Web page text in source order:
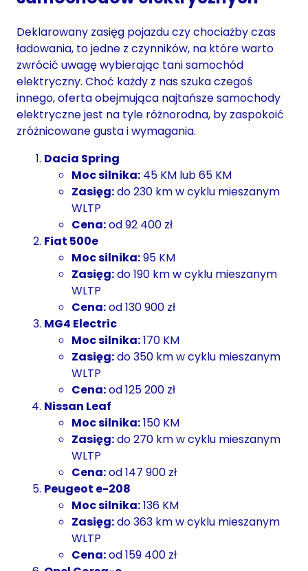
Deklarowany zasięg pojazdu czy chociażby czas
ładowania, to jedne z czynników, na które warto
zwrócić uwagę wybierając tani samochód
elektryczny. Choć każdy z nas szuka czegoś
innego, oferta obejmująca najtańsze samochody
elektryczne jest na tyle różnorodna, by zaspokoić
zróżnicowane gusta i wymagania.
Dacia Spring
Moc silnika: 45 KM lub 65 KM
Zasięg:do 230 km w cyklu mieszanym
WLTP
Cena:od 92 400 zł
Fiat 500e
Moc silnika:95 KM
Zasięg:do 190 km w cyklu mieszanym
WLTP
Cena:od 130 900 zł
MG4 Electric
Moc silnika:170 KM
Zasięg:do 350 km w cyklu mieszanym
WLTP
Cena:od 125 200 zł
Nissan Leaf
Moc silnika:150 KM
Zasięg:do 270 km w cyklu mieszanym
WLTP
Cena:od 147 900 zł
Peugeot e-208
Moc silnika:136 KM
Zasięg:do 363 km w cyklu mieszanym
WLTP
Cena:od 159 400 zł